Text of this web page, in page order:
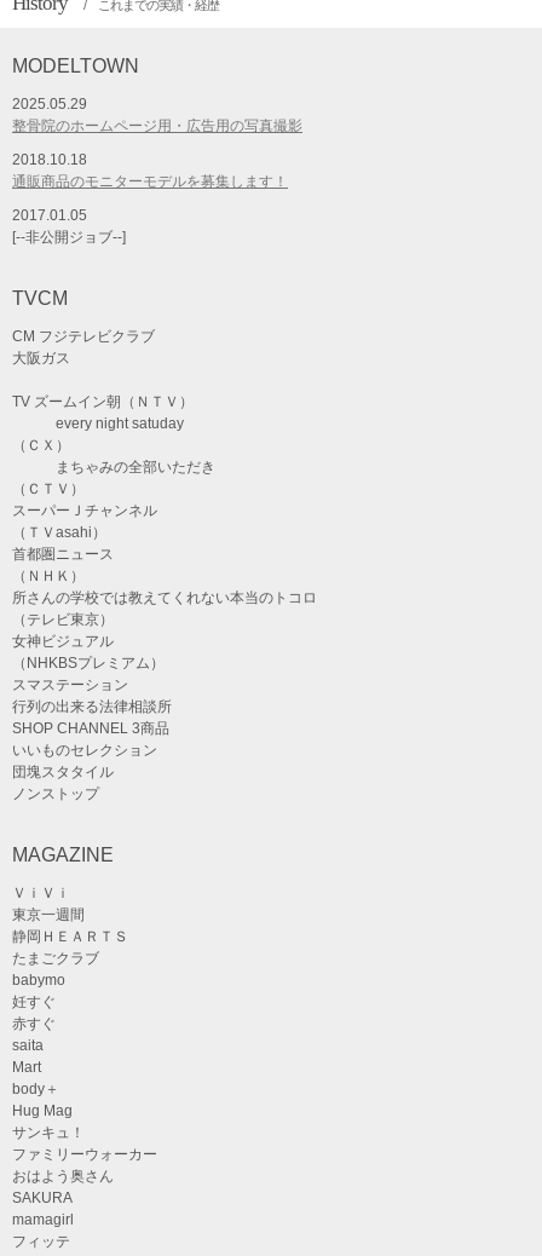
/ これまでの実績・経歴
MODELTOWN
2025.05.29
整骨院のホームページ用・広告用の写真撮影
2018.10.18
通販商品のモニターモデルを募集します！
2017.01.05
[--非公開ジョブ--]
TVCM
CM フジテレビクラブ
大阪ガス
TV ズームイン朝（ＮＴＶ）
every night satuday
（ＣＸ）
まちゃみの全部いただき
（ＣＴＶ）
スーパーＪチャンネル
（ＴＶasahi）
首都圏ニュース
（ＮＨＫ）
所さんの学校では教えてくれない本当のトコロ
（テレビ東京）
女神ビジュアル
（NHKBSプレミアム）
スマステーション
行列の出来る法律相談所
SHOP CHANNEL 3商品
いいものセレクション
団塊スタタイル
ノンストップ
MAGAZINE
ＶｉＶｉ
東京一週間
静岡ＨＥＡＲＴＳ
たまごクラブ
babymo
妊すぐ
赤すぐ
saita
Mart
body＋
Hug Mag
サンキュ！
ファミリーウォーカー
おはよう奥さん
SAKURA
mamagirl
フィッテ